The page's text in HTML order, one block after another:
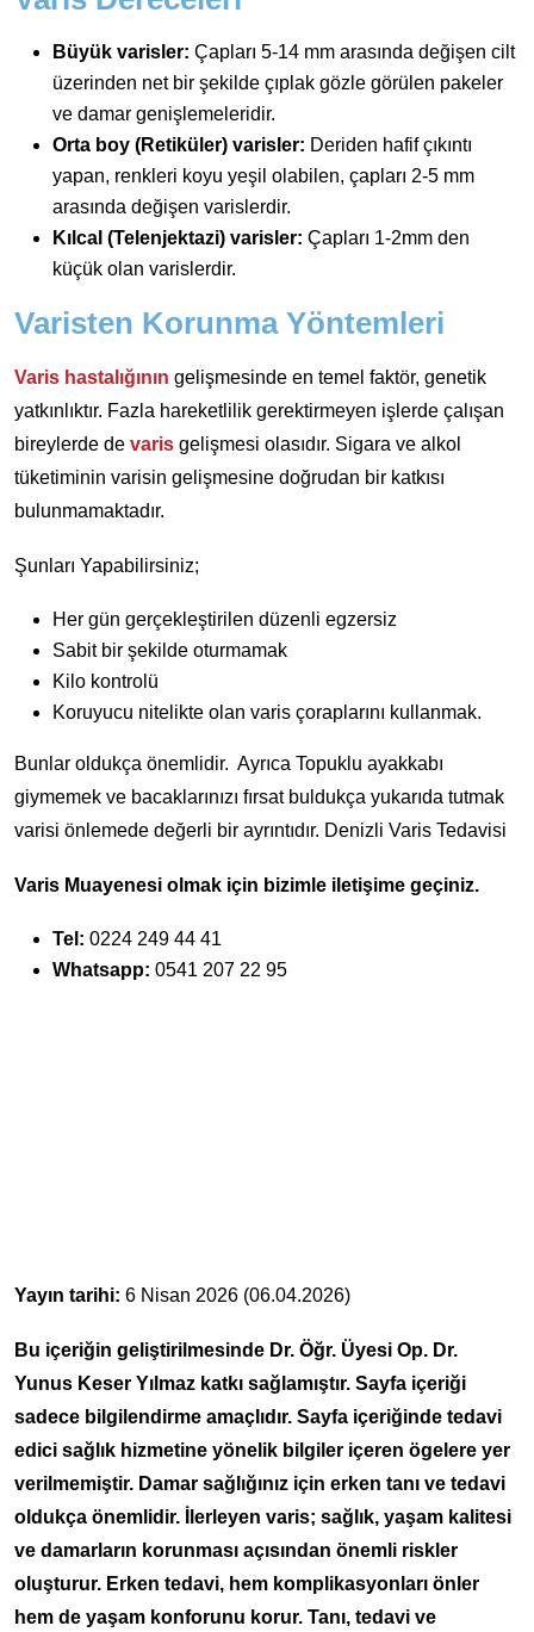
Büyük varisler: Çapları 5-14 mm arasında değişen cilt
üzerinden net bir şekilde çıplak gözle görülen pakeler
ve damar genişlemeleridir.
Orta boy (Retiküler) varisler: Deriden hafif çıkıntı
yapan, renkleri koyu yeşil olabilen, çapları 2-5 mm
arasında değişen varislerdir.
Kılcal (Telenjektazi) varisler: Çapları 1-2mm den
küçük olan varislerdir.
Varisten Korunma Yöntemleri
Varis hastalığının gelişmesinde en temel faktör, genetik
yatkınlıktır. Fazla hareketlilik gerektirmeyen işlerde çalışan
bireylerde de varis gelişmesi olasıdır. Sigara ve alkol
tüketiminin varisin gelişmesine doğrudan bir katkısı
bulunmamaktadır.
Şunları Yapabilirsiniz;
Her gün gerçekleştirilen düzenli egzersiz
Sabit bir şekilde oturmamak
Kilo kontrolü
Koruyucu nitelikte olan varis çoraplarını kullanmak.
Bunlar oldukça önemlidir. Ayrıca Topuklu ayakkabı
giymemek ve bacaklarınızı fırsat buldukça yukarıda tutmak
varisi önlemede değerli bir ayrıntıdır. Denizli Varis Tedavisi
Varis Muayenesi olmak için bizimle iletişime geçiniz.
Tel: 0224 249 44 41
Whatsapp: 0541 207 22 95
Yayın tarihi: 6 Nisan 2026 (06.04.2026)
Bu içeriğin geliştirilmesinde Dr. Öğr. Üyesi Op. Dr.
Yunus Keser Yılmaz katkı sağlamıştır. Sayfa içeriği
sadece bilgilendirme amaçlıdır. Sayfa içeriğinde tedavi
edici sağlık hizmetine yönelik bilgiler içeren ögelere yer
verilmemiştir. Damar sağlığınız için erken tanı ve tedavi
oldukça önemlidir. İlerleyen varis; sağlık, yaşam kalitesi
ve damarların korunması açısından önemli riskler
oluşturur. Erken tedavi, hem komplikasyonları önler
hem de yaşam konforunu korur. Tanı, tedavi ve